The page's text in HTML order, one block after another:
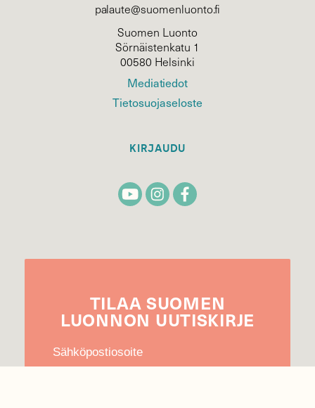
palaute@suomenluonto.fi
Suomen Luonto
Sörnäistenkatu 1
00580 Helsinki
Mediatiedot
Tietosuojaseloste
KIRJAUDU
TILAA SUOMEN
LUONNON UUTIS­KIRJE
Sähköpostiosoite